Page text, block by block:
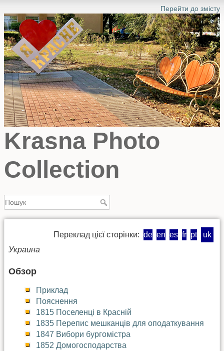
Перейти до змісту
Krasna Photo
Collection
Переклад цієї сторінки: de en es fr pt
uk
Украина
Обзор
Приклад
Пояснення
1815 Поселенці в Красній
1835 Перепис мешканців для оподаткування
1847 Вибори бургомістра
1852 Домогосподарства